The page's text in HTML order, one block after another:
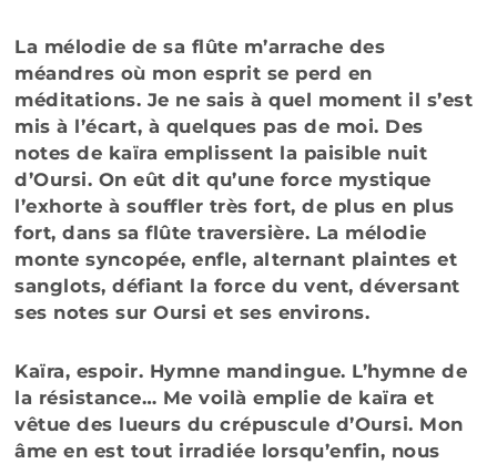
La mélodie de sa flûte m’arrache des
méandres où mon esprit se perd en
méditations. Je ne sais à quel moment il s’est
mis à l’écart, à quelques pas de moi. Des
notes de kaïra emplissent la paisible nuit
d’Oursi. On eût dit qu’une force mystique
l’exhorte à souffler très fort, de plus en plus
fort, dans sa flûte traversière. La mélodie
monte syncopée, enfle, alternant plaintes et
sanglots, défiant la force du vent, déversant
ses notes sur Oursi et ses environs.
Kaïra, espoir. Hymne mandingue. L’hymne de
la résistance… Me voilà emplie de kaïra et
vêtue des lueurs du crépuscule d’Oursi. Mon
âme en est tout irradiée lorsqu’enfin, nous